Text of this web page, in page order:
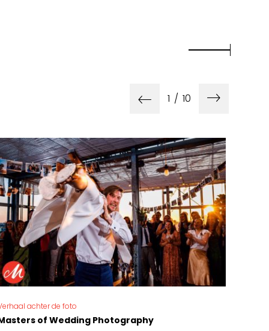
achter de foto
of Wedding Photography
1 / 10